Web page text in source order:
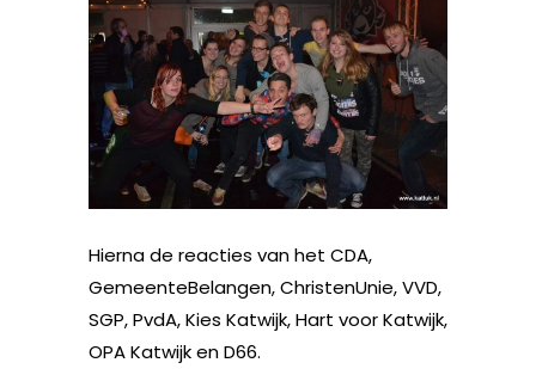
Hierna de reacties van het CDA,
GemeenteBelangen, ChristenUnie, VVD,
SGP, PvdA, Kies Katwijk, Hart voor Katwijk,
OPA Katwijk en D66.